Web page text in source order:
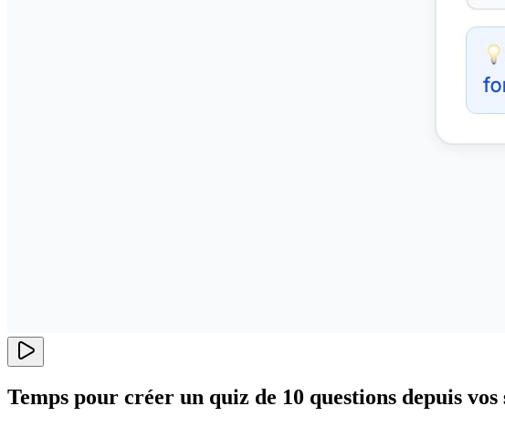
Temps pour créer un quiz de 10 questions depuis vos